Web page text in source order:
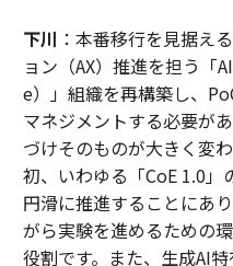
下川 ：本番移行を見据え
ョン（AX）推進を担う「
e）」組織を再構築し、
マネジメントする必要が
づけそのものが大きく変
初、いわゆる「CoE 1.0」
円滑に推進することにあ
がら実験を進めるための
役割です。また、生成AI